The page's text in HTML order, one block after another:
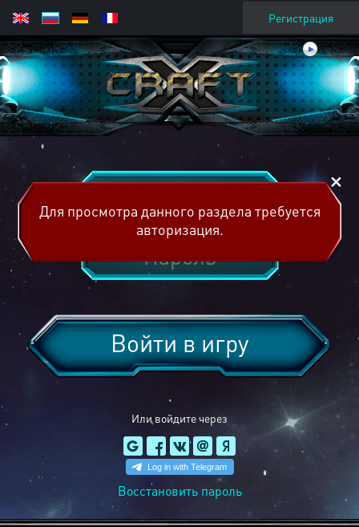
Регистрация
Или войдите через
Войти в игру
Восстановить пароль
Для просмотра данного раздела требуется
авторизация.